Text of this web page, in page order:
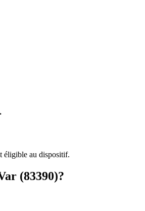
éligible au dispositif.
(83390)?